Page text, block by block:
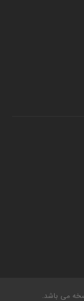
می باشد.